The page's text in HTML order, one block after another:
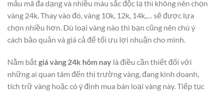
mẫu mã đa dạng và nhiều màu sắc độc lạ thì không nên chọn
vàng 24k. Thay vào đó, vàng 10k, 12k, 14k,… sẽ được lựa
chọn nhiều hơn. Dù loại vàng nào thì bạn cũng nên chú ý
cách bảo quản và giá cả để tối ưu lợi nhuận cho mình.
Nằm bắtgiá vàng 24k hôm nay là điều cần thiết đối với
những ai quan tâm đến thị trường vàng, đang kinh doanh,
tích trữ vàng hoặc có ý định mua bán loại vàng này. Tiếp tục